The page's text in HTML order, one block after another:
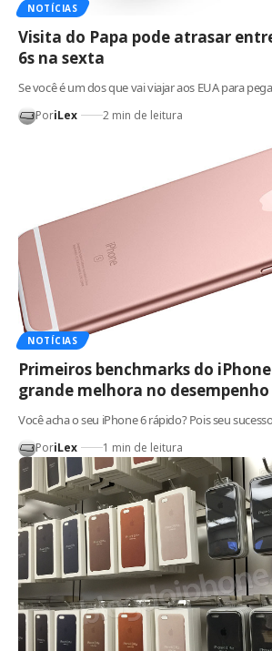
NOTÍCIAS
Visita do Papa pode atrasar
6s na sexta
Se você é um dos que vai viajar aos EUA para
PoriLex 2 min de leitura
NOTÍCIAS
Primeiros benchmarks do
grande melhora no desempenho
Você acha o seu iPhone 6 rápido? Pois seu
PoriLex 1 min de leitura